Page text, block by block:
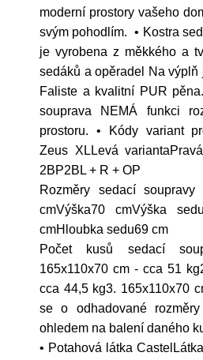
moderní prostory vašeho
svým pohodlím. • Kostra
je vyrobena z měkkého a
sedáků a opěradel Na
Faliste a kvalitní PUR
souprava NEMÁ funkci
prostoru. • Kódy variant
Zeus XLLevá
2BP2BL + R + OP
Rozměry sedací
cmVýška70 cmVýška
cmHloubka sedu69 cm
Počet kusů sedací
165x110x70 cm - cca 51
cca 44,5 kg3. 165x110x70
se o odhadované
ohledem na balení daného
• Potahová látka